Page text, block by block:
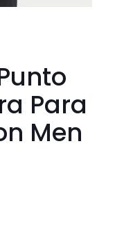
Para
Men